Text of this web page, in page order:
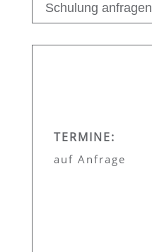
Schulung anfragen
TERMINE:
auf Anfrage